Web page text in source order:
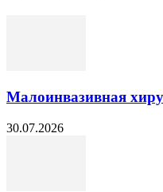
Малоинвазивная
30.07.2026